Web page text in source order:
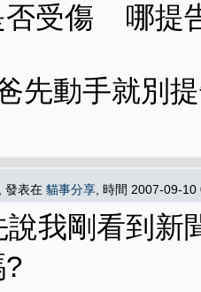
否受傷 哪提
先動手就別
, 發表在 貓事分享 , 時間 2007-09-
我剛看到新